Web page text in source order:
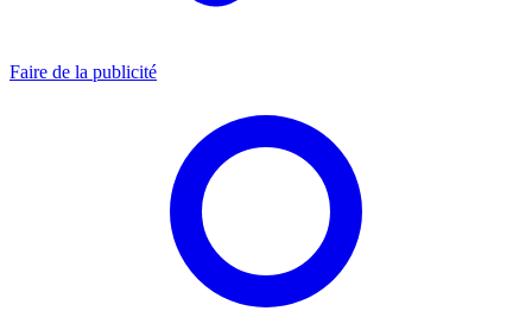
Faire de la publicité